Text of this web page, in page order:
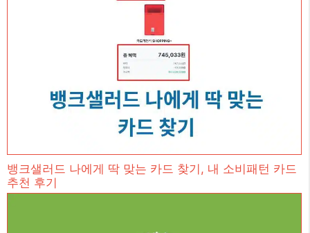
뱅크샐러드 나에게 딱 맞는 카드 찾기, 내 소비패턴 카드
추천 후기